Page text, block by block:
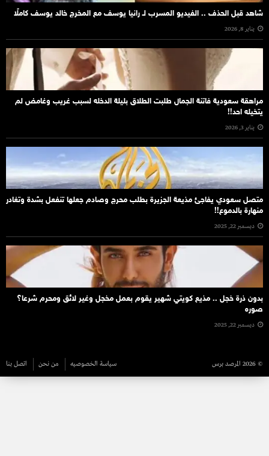
شاهد قبل الحذف .. الفيديو المسرب لـ رانيا يوسف مع المخرج خالد يوسف كاملًا
يناير 8, 2026
مراهقة سعودية فاتنة الجمال طلبت الطلاق بليلة الدخله لسبب غريب وغامض لم
يتخيله احد!!
يناير 3, 2026
متصل سعودي يفاجئ مذيعة الجزيرة بطلب محرج وصادم جعلها تنفعل بشدة وتغادر
منهارة بالدموع!!
ديسمبر 22, 2025
بدون ذرة خجل .. مذيع كويتي شهير يقوم بعمل مخجل وغير لائق ومحرم شرعا؟
صوره
ديسمبر 22, 2025
© 2026 المرصد برس سياسة الخصوصيه من نحن اتصل بنا